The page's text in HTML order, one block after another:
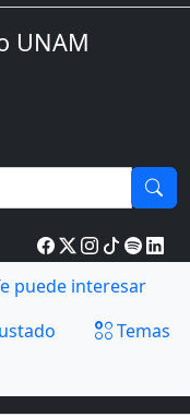
UNAM
puede interesar
Temas